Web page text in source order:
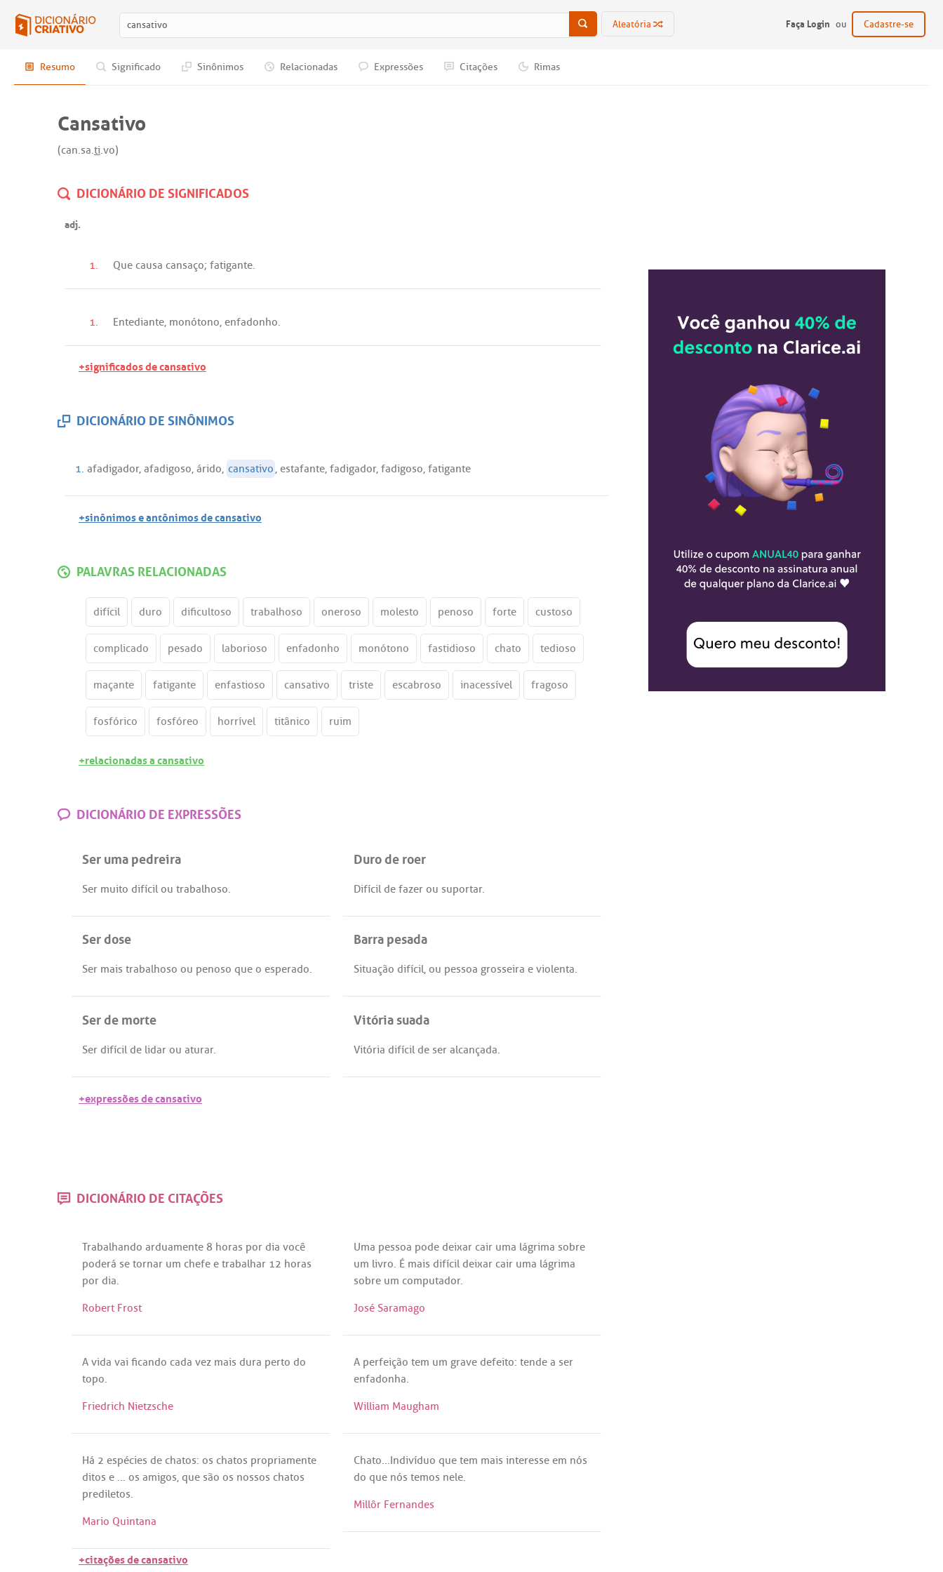
Aleatória Faça Login ou Cadastre-se
Resumo Significado Sinônimos Relacionadas Expressões Citações Rimas
Cansativo
(can.sa.ti.vo)
DICIONÁRIO DE SIGNIFICADOS
adj.
1. Que causa cansaço; fatigante.
1. Entediante, monótono, enfadonho.
+significados de cansativo
DICIONÁRIO DE SINÔNIMOS
1. afadigador, afadigoso, árido, cansativo, estafante, fadigador, fadigoso, fatigante
+sinônimos e antônimos de cansativo
PALAVRAS RELACIONADAS
difícil duro dificultoso trabalhoso oneroso molesto penoso forte custoso
complicado pesado laborioso enfadonho monótono fastidioso chato tedioso
maçante fatigante enfastioso cansativo triste escabroso inacessível fragoso
fosfórico fosfóreo horrível titânico ruim
+relacionadas a cansativo
DICIONÁRIO DE EXPRESSÕES
Ser uma pedreira
Ser muito difícil ou trabalhoso.
Duro de roer
Difícil de fazer ou suportar.
Ser dose
Ser mais trabalhoso ou penoso que o esperado.
Barra pesada
Situação difícil, ou pessoa grosseira e violenta.
Ser de morte
Ser difícil de lidar ou aturar.
Vitória suada
Vitória difícil de ser alcançada.
+expressões de cansativo
DICIONÁRIO DE CITAÇÕES
Trabalhando arduamente 8 horas por dia você
poderá se tornar um chefe e trabalhar 12 horas
por dia.
Robert Frost
Uma pessoa pode deixar cair uma lágrima sobre
um livro. É mais difícil deixar cair uma lágrima
sobre um computador.
José Saramago
A vida vai ficando cada vez mais dura perto do
topo.
Friedrich Nietzsche
A perfeição tem um grave defeito: tende a ser
enfadonha.
William Maugham
Há 2 espécies de chatos: os chatos propriamente
ditos e ... os amigos, que são os nossos chatos
prediletos.
Mario Quintana
Chato...Indivíduo que tem mais interesse em nós
do que nós temos nele.
Millôr Fernandes
+citações de cansativo